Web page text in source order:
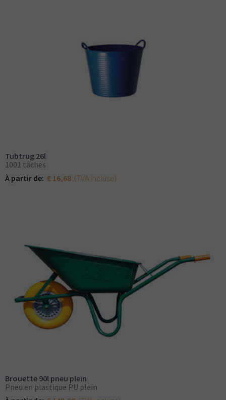
Tubtrug 26l
1001 tâches
À partir de: € 16,68 (TVA incluse)
Brouette 90l pneu plein
Pneu en plastique PU plein